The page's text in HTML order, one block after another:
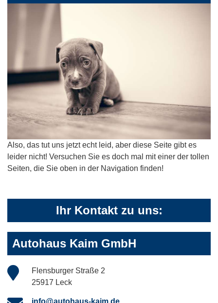
Also, das tut uns jetzt echt leid, aber diese Seite gibt es
leider nicht! Versuchen Sie es doch mal mit einer der tollen
Seiten, die Sie oben in der Navigation finden!
Ihr Kontakt zu uns:
Autohaus Kaim GmbH
Flensburger Straße 2
25917 Leck
info@autohaus-kaim.de